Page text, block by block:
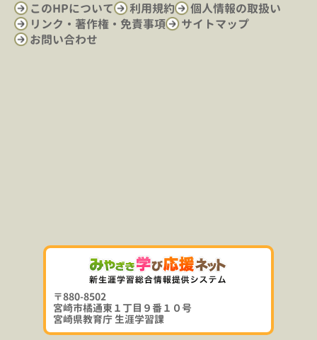
このHPについて 利用規約
個人情報の取扱い
リンク・著作権・免責事項
サイトマップ
お問い合わせ
〒880-8502
宮崎市橘通東１丁目９番１０号
宮崎県教育庁 生涯学習課